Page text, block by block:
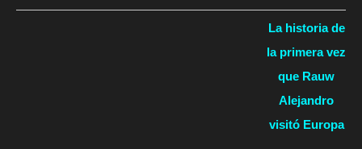
La historia de
la primera vez
que Rauw
Alejandro
visitó Europa